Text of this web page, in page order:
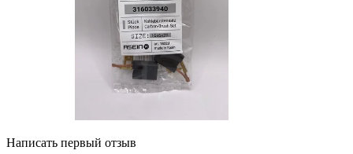
Написать первый отзыв